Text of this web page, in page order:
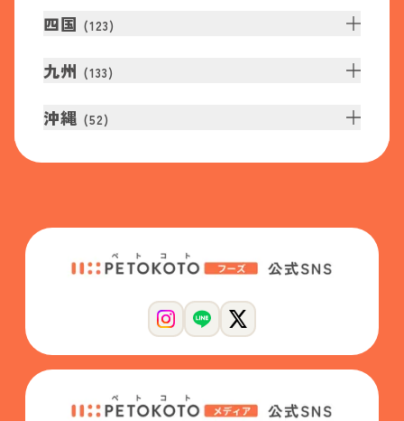
四国 (123)
九州 (133)
沖縄 (52)